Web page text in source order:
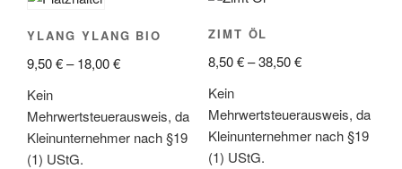
auf.
auf
der
Produktseite
können
auf
YLANG YLANG BIO
9,50€–18,00€
Kein
Mehrwertsteuerausweis, da
Kleinunternehmer nach §19
(1) UStG.
ZIMT ÖL
8,50€–38,50€
Kein
Mehrwertsteuerausweis, da
Kleinunternehmer nach §19
(1) UStG.